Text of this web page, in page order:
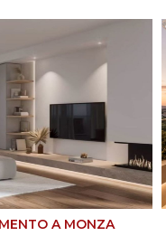
A LISSONE